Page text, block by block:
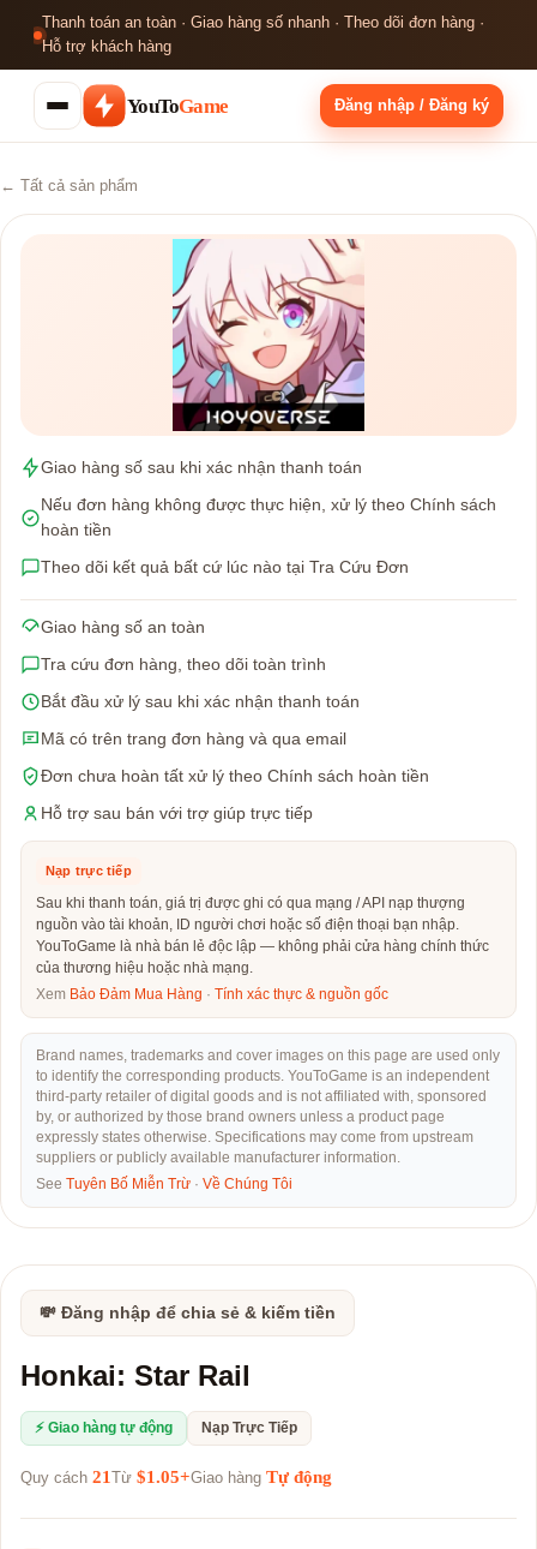
Thanh toán an toàn · Giao hàng số nhanh · Theo dõi đơn hàng ·
Hỗ trợ khách hàng
YouToGame Đăng nhập / Đăng ký
← Tất cả sản phẩm
Giao hàng số sau khi xác nhận thanh toán
Nếu đơn hàng không được thực hiện, xử lý theo Chính sách
hoàn tiền
Theo dõi kết quả bất cứ lúc nào tại Tra Cứu Đơn
Giao hàng số an toàn
Tra cứu đơn hàng, theo dõi toàn trình
Bắt đầu xử lý sau khi xác nhận thanh toán
Mã có trên trang đơn hàng và qua email
Đơn chưa hoàn tất xử lý theo Chính sách hoàn tiền
Hỗ trợ sau bán với trợ giúp trực tiếp
Nạp trực tiếp
Sau khi thanh toán, giá trị được ghi có qua mạng / API nạp thượng
nguồn vào tài khoản, ID người chơi hoặc số điện thoại bạn nhập.
YouToGame là nhà bán lẻ độc lập — không phải cửa hàng chính thức
của thương hiệu hoặc nhà mạng.
Xem Bảo Đảm Mua Hàng · Tính xác thực & nguồn gốc
Brand names, trademarks and cover images on this page are used only
to identify the corresponding products. YouToGame is an independent
third-party retailer of digital goods and is not affiliated with, sponsored
by, or authorized by those brand owners unless a product page
expressly states otherwise. Specifications may come from upstream
suppliers or publicly available manufacturer information.
See Tuyên Bố Miễn Trừ · Về Chúng Tôi
💸 Đăng nhập để chia sẻ & kiếm tiền
Honkai: Star Rail
⚡ Giao hàng tự động Nạp Trực Tiếp
Quy cách 21 Từ $1.05+Giao hàng Tự động